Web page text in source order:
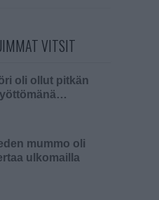
VITSIT
oli ollut pitkän
mummo oli
ulkomailla